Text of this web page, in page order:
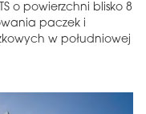
o powierzchni blisko 8
paczek i
w południowej